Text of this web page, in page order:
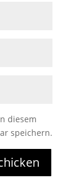
diesem
speichern.